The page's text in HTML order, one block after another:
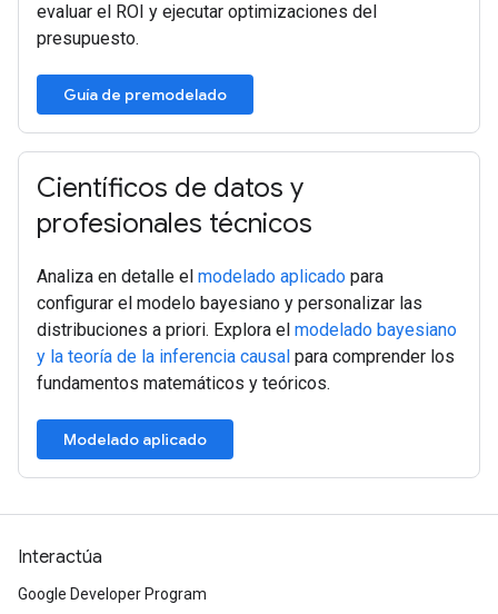
evaluar el ROI y ejecutar optimizaciones del
presupuesto.
Guía de premodelado
Científicos de datos y
profesionales técnicos
Analiza en detalle el modelado aplicado para
configurar el modelo bayesiano y personalizar las
distribuciones a priori. Explora el modelado bayesiano
y la teoría de la inferencia causal para comprender los
fundamentos matemáticos y teóricos.
Modelado aplicado
Interactúa
Google Developer Program